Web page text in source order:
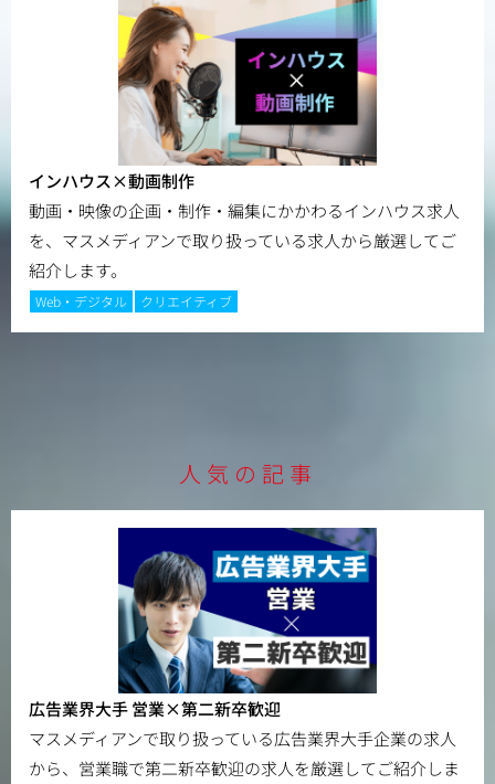
インハウス×動画制作
動画・映像の企画・制作・編集にかかわるインハウス求人
を、マスメディアンで取り扱っている求人から厳選してご
紹介します。
Web・デジタル クリエイティブ
人気の記事
広告業界大手 営業×第二新卒歓迎
マスメディアンで取り扱っている広告業界大手企業の求人
から、営業職で第二新卒歓迎の求人を厳選してご紹介しま